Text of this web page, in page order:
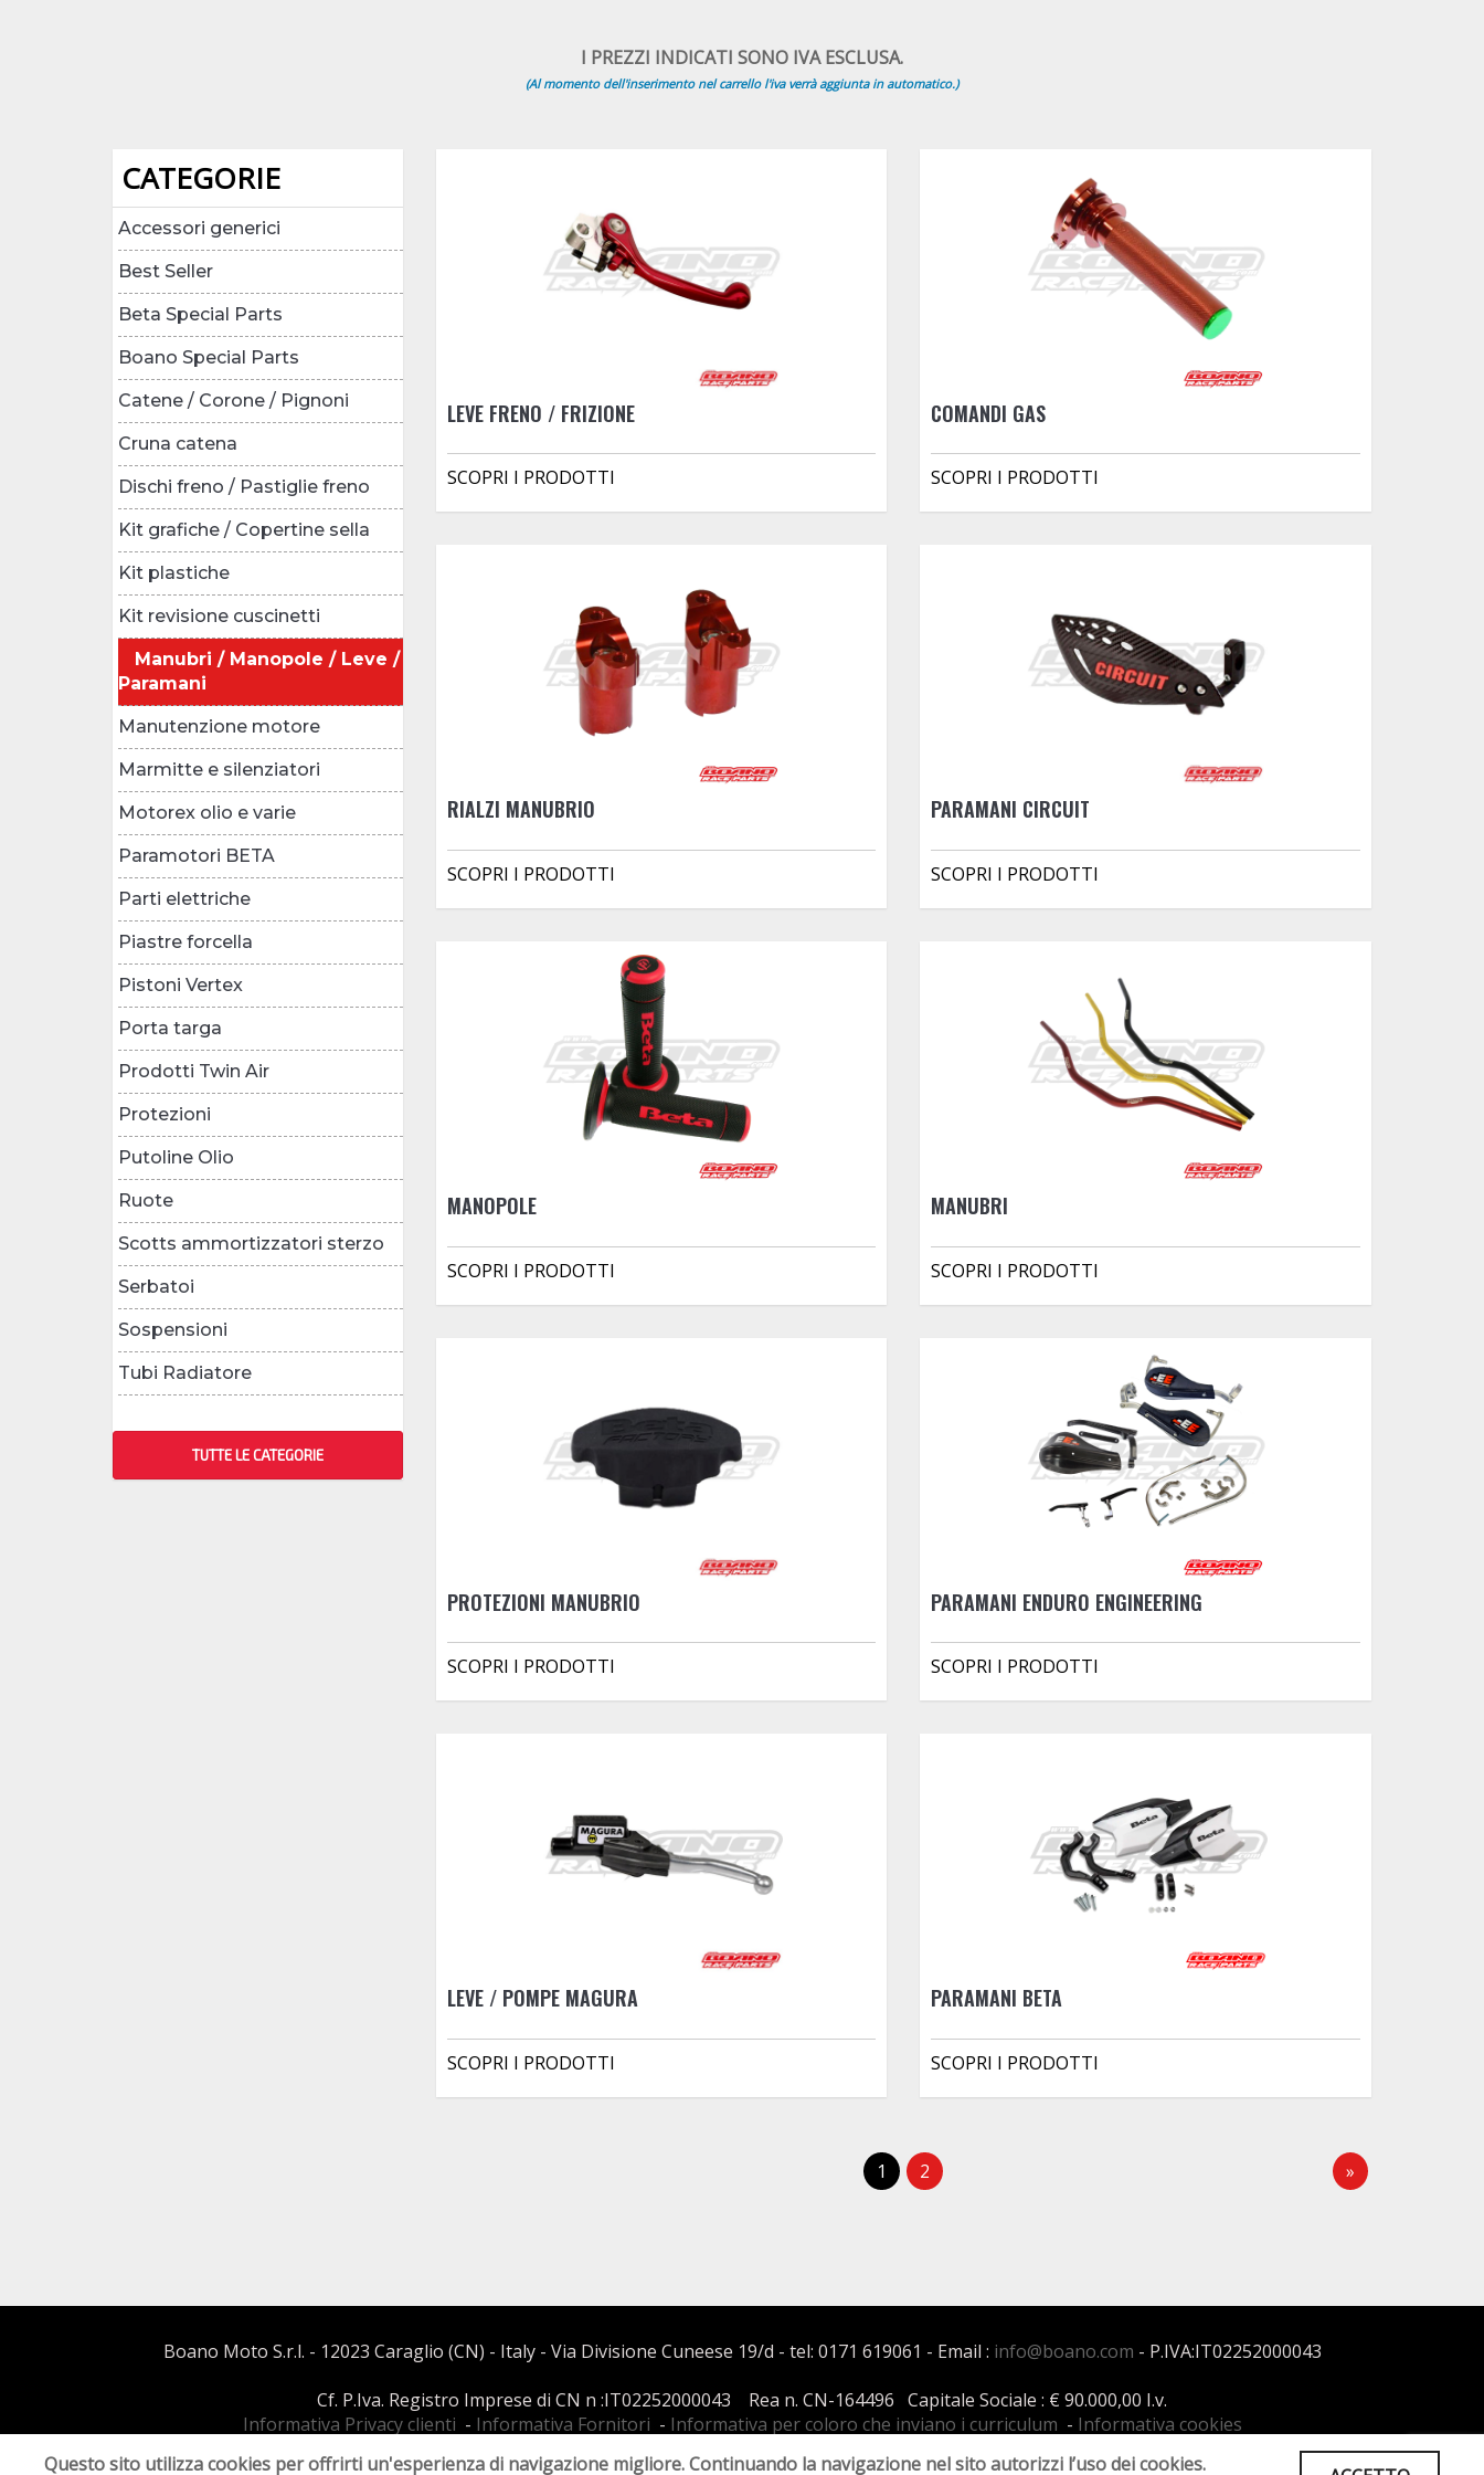
I PREZZI INDICATI SONO IVA ESCLUSA.
(Al momento dell'inserimento nel carrello l'iva verrà aggiunta in automatico.)
CATEGORIE
Accessori generici
Best Seller
Beta Special Parts
Boano Special Parts
Catene / Corone / Pignoni
Cruna catena
Dischi freno / Pastiglie freno
Kit grafiche / Copertine sella
Kit plastiche
Kit revisione cuscinetti
Manubri / Manopole / Leve /
Paramani
Manutenzione motore
Marmitte e silenziatori
Motorex olio e varie
Paramotori BETA
Parti elettriche
Piastre forcella
Pistoni Vertex
Porta targa
Prodotti Twin Air
Protezioni
Putoline Olio
Ruote
Scotts ammortizzatori sterzo
Serbatoi
Sospensioni
Tubi Radiatore
TUTTE LE CATEGORIE
LEVE FRENO / FRIZIONE
SCOPRI I PRODOTTI
COMANDI GAS
SCOPRI I PRODOTTI
RIALZI MANUBRIO
SCOPRI I PRODOTTI
PARAMANI CIRCUIT
SCOPRI I PRODOTTI
MANOPOLE
SCOPRI I PRODOTTI
MANUBRI
SCOPRI I PRODOTTI
PROTEZIONI MANUBRIO
SCOPRI I PRODOTTI
PARAMANI ENDURO ENGINEERING
SCOPRI I PRODOTTI
LEVE / POMPE MAGURA
SCOPRI I PRODOTTI
PARAMANI BETA
SCOPRI I PRODOTTI
1 2 »
Boano Moto S.r.l. - 12023 Caraglio (CN) - Italy - Via Divisione Cuneese 19/d - tel: 0171 619061 - Email : info@boano.com - P.IVA:IT02252000043
Cf. P.Iva. Registro Imprese di CN n :IT02252000043 Rea n. CN-164496 Capitale Sociale : € 90.000,00 I.v.
Informativa Privacy clienti - Informativa Fornitori - Informativa per coloro che inviano i curriculum - Informativa cookies
Questo sito utilizza cookies per offrirti un'esperienza di navigazione migliore. Continuando la navigazione nel sito autorizzi l’uso dei cookies.